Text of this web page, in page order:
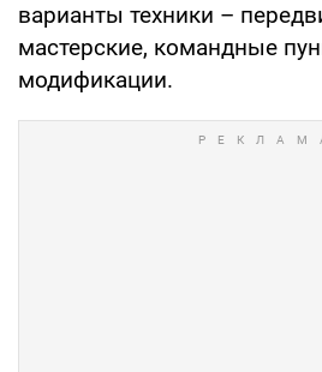
варианты техники –
мастерские, командные
модификации.